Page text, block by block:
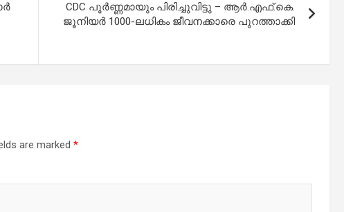
CDC പൂർണ്ണമായും പിരിച്ചുവിട്ടു – ആർ.എഫ്.കെ.
ജൂനിയർ 1000-ലധികം ജീവനക്കാരെ പുറത്താക്കി
are marked *